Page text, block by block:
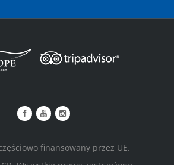
finansowany przez UE.